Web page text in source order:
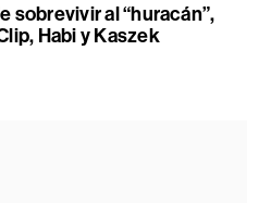
sobrevivir al “huracán”,
Habi y Kaszek